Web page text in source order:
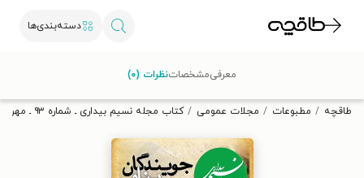
دسته‌بندی‌ها
تخفیف از طاقچه دریافت کن.
طاقچه مطبوعات مجلات عمومی کتاب مجله نسیم بیداری ـ شماره ۹۳ ـ مهر ۱۳۹۸
معرفیمشخصاتنظرات (۰)